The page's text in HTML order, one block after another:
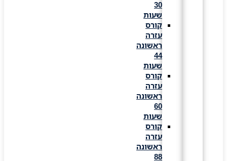
שעות
קורס
עזרה
ראשונה
שעות
קורס
עזרה
ראשונה
שעות
קורס
עזרה
ראשונה